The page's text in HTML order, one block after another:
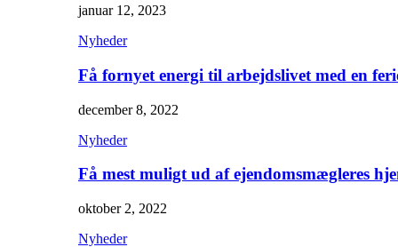
januar 12, 2023
Nyheder
Få fornyet energi til arbejdslivet med en
december 8, 2022
Nyheder
Få mest muligt ud af ejendomsmægleres
oktober 2, 2022
Nyheder